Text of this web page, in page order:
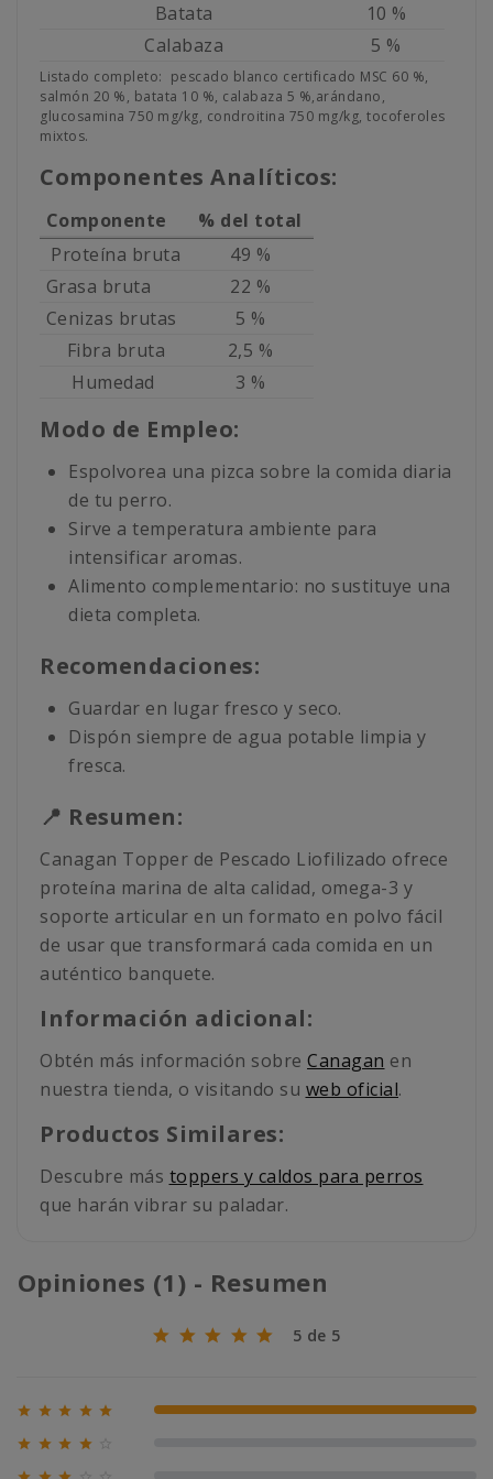
Batata
10 %
Calabaza
5 %
Listado completo: pescado blanco certificado MSC 60 %,
salmón 20 %, batata 10 %, calabaza 5 %,arándano,
glucosamina 750 mg/kg, condroitina 750 mg/kg, tocoferoles
mixtos.
Componentes Analíticos:
Componente
% del total
Proteína bruta
49 %
Grasa bruta
22 %
Cenizas brutas
5 %
Fibra bruta
2,5 %
Humedad
3 %
Modo de Empleo:
Espolvorea una pizca sobre la comida diaria
de tu perro.
Sirve a temperatura ambiente para
intensificar aromas.
Alimento complementario: no sustituye una
dieta completa.
Recomendaciones:
Guardar en lugar fresco y seco.
Dispón siempre de agua potable limpia y
fresca.
📍 Resumen:
Canagan Topper de Pescado Liofilizado ofrece
proteína marina de alta calidad, omega-3 y
soporte articular en un formato en polvo fácil
de usar que transformará cada comida en un
auténtico banquete.
Información adicional:
Obtén más información sobre Canagan en
nuestra tienda, o visitando su web oficial.
Productos Similares:
Descubre más toppers y caldos para perros
que harán vibrar su paladar.
Opiniones (1) - Resumen
5 de 5
     100% (1)
   